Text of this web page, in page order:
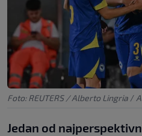
Foto: REUTERS / Alberto Lingria /
Jedan od